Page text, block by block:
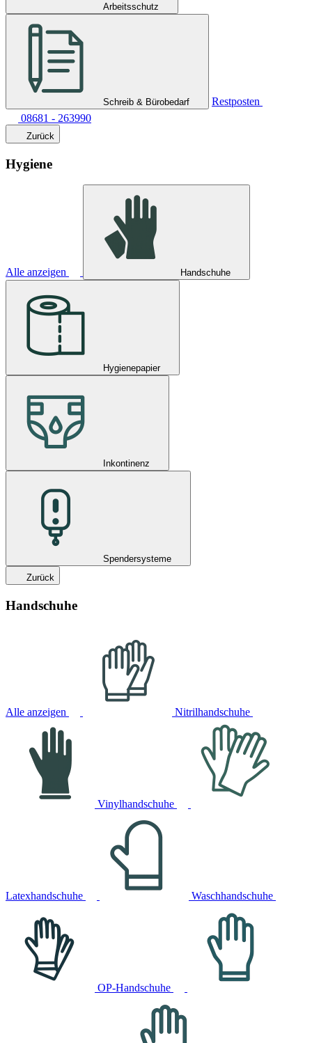
Arbeitsschutz
Schreib & Bürobedarf
Restposten
08681 - 263990
Zurück
Hygiene
Alle anzeigen Handschuhe
Hygienepapier
Inkontinenz
Spendersysteme
Zurück
Handschuhe
Alle anzeigen Nitrilhandschuhe
Vinylhandschuhe
Latexhandschuhe Waschhandschuhe
OP-Handschuhe